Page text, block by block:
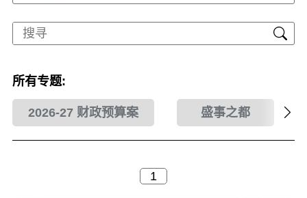
所有专题:
2026-27 财政预算案 盛事之都